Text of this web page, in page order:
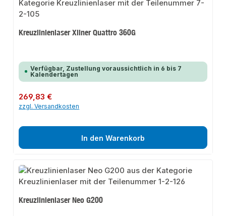
Kreuzlinienlaser Xliner Quattro 360G
Verfügbar, Zustellung voraussichtlich in 6 bis 7
Kalendertagen
Regulärer Preis:
269,83 €
zzgl. Versandkosten
In den Warenkorb
Kreuzlinienlaser Neo G200